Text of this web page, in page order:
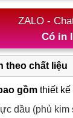
ZALO -
Có in
theo chất liệu
gồm thiết
dầu (phủ kim